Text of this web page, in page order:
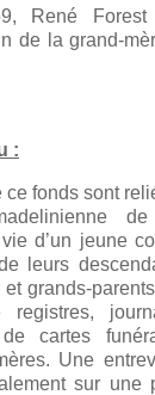
René
de la grand-
:
ce fonds sont
d’un jeune
leurs
et grands-
registres,
de cartes
Une
sur une